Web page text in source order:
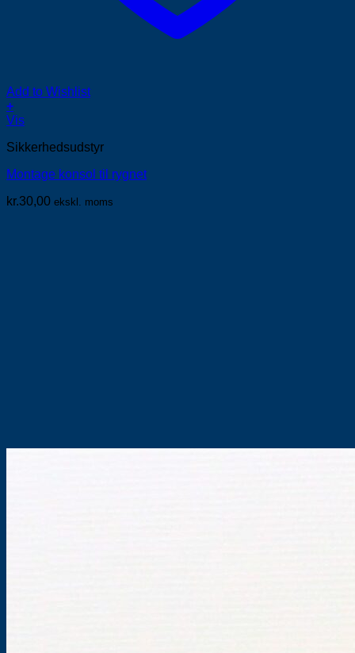
Add to Wishlist
+
Vis
Sikkerhedsudstyr
Montage konsol til rygnet
kr.30,00 ekskl. moms